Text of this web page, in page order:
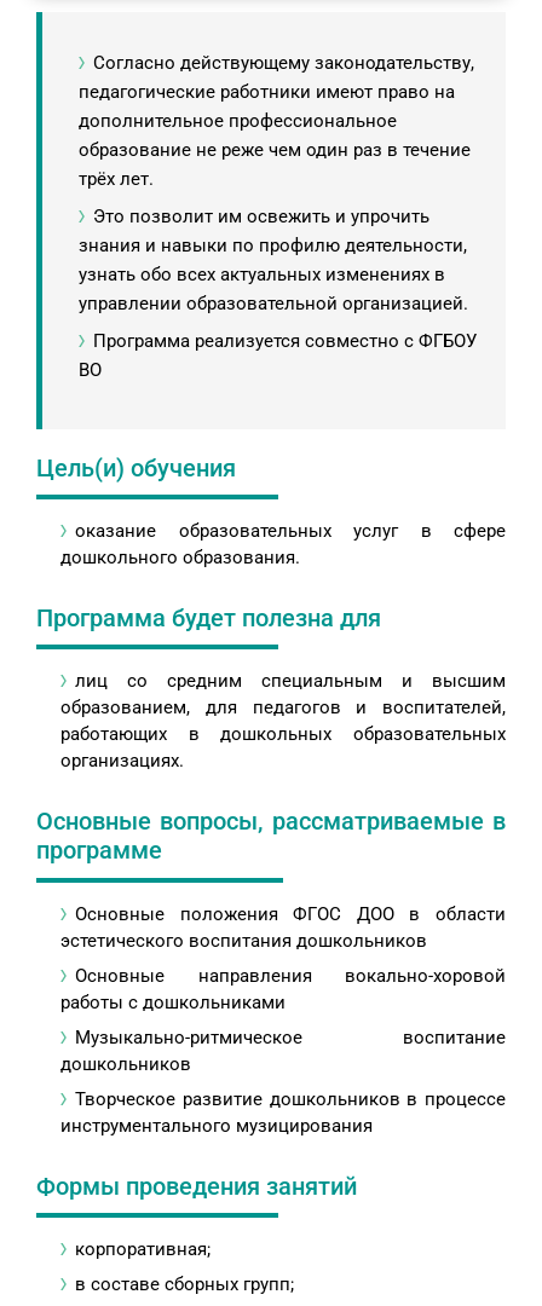
Согласно действующему законодательству,
педагогические работники имеют право на
дополнительное профессиональное
образование не реже чем один раз в течение
трёх лет.
Это позволит им освежить и упрочить
знания и навыки по профилю деятельности,
узнать обо всех актуальных изменениях в
управлении образовательной организацией.
Программа реализуется совместно с ФГБОУ
ВО
Цель(и) обучения
оказание образовательных услуг в сфере
дошкольного образования.
Программа будет полезна для
лиц со средним специальным и высшим
образованием, для педагогов и воспитателей,
работающих в дошкольных образовательных
организациях.
Основные вопросы, рассматриваемые в
программе
Основные положения ФГОС ДОО в области
эстетического воспитания дошкольников
Основные направления вокально-хоровой
работы с дошкольниками
Музыкально-ритмическое воспитание
дошкольников
Творческое развитие дошкольников в процессе
инструментального музицирования
Формы проведения занятий
корпоративная;
в составе сборных групп;